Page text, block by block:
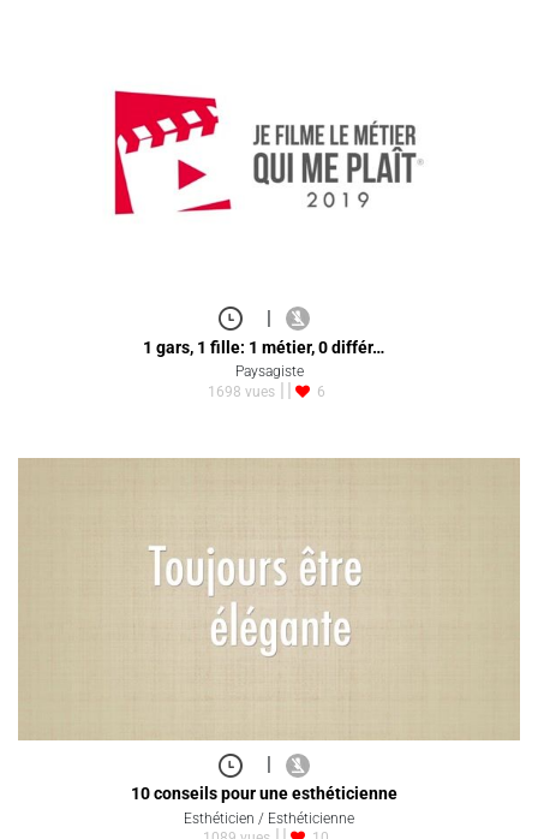
|
1 gars, 1 fille: 1 métier, 0 différ…
Paysagiste
1698 vues
6
|
10 conseils pour une esthéticienne
Esthéticien / Esthéticienne